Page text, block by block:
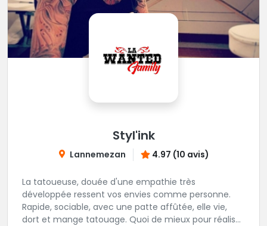
Styl'ink
Lannemezan 4.97 (10 avis)
La tatoueuse, douée d'une empathie très
développée ressent vos envies comme personne.
Rapide, sociable, avec une patte affûtée, elle vie,
dort et mange tatouage. Quoi de mieux pour réaliser